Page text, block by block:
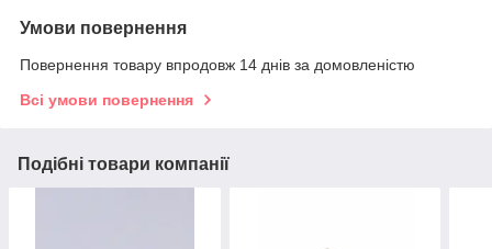
Умови повернення
Повернення товару впродовж 14 днів за домовленістю
Всі умови повернення
Подібні товари компанії